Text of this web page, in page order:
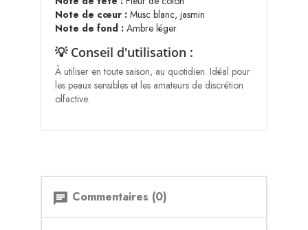
Note de cœur : Musc blanc, jasmin
Note de fond : Ambre léger
💡 Conseil d'utilisation :
À utiliser en toute saison, au quotidien. Idéal pour
les peaux sensibles et les amateurs de discrétion
olfactive.
chat Commentaires (0)